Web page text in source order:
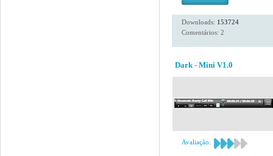
Downloads: 153724
Comentários: 2
Dark - Mini V1.0
Avaliação: